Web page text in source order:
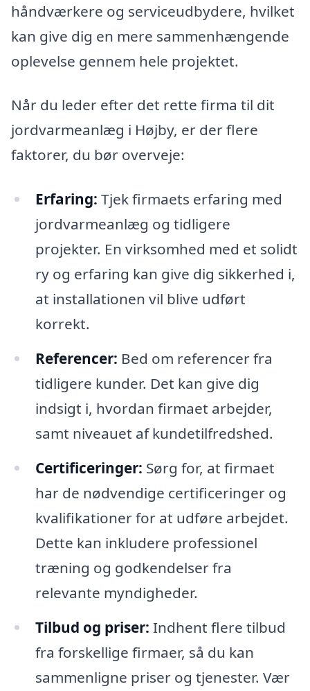
håndværkere og serviceudbydere, hvilket
kan give dig en mere sammenhængende
oplevelse gennem hele projektet.
Når du leder efter det rette firma til dit
jordvarmeanlæg i Højby, er der flere
faktorer, du bør overveje:
Erfaring: Tjek firmaets erfaring med
jordvarmeanlæg og tidligere
projekter. En virksomhed med et solidt
ry og erfaring kan give dig sikkerhed i,
at installationen vil blive udført
korrekt.
Referencer: Bed om referencer fra
tidligere kunder. Det kan give dig
indsigt i, hvordan firmaet arbejder,
samt niveauet af kundetilfredshed.
Certificeringer: Sørg for, at firmaet
har de nødvendige certificeringer og
kvalifikationer for at udføre arbejdet.
Dette kan inkludere professionel
træning og godkendelser fra
relevante myndigheder.
Tilbud og priser: Indhent flere tilbud
fra forskellige firmaer, så du kan
sammenligne priser og tjenester. Vær